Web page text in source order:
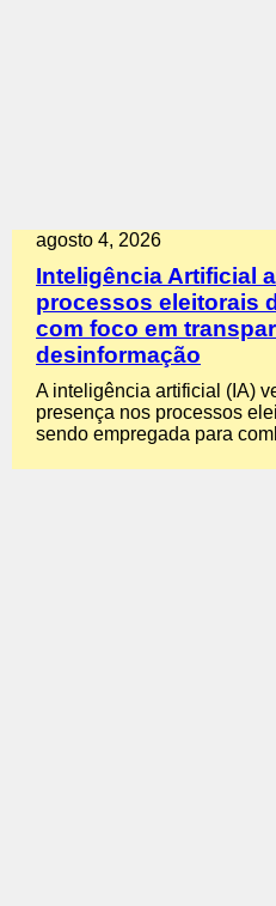
agosto 4, 2026
Inteligência Artificial
processos eleitorais
com foco em
desinformação
A inteligência artificial (IA)
presença nos processos
sendo empregada para